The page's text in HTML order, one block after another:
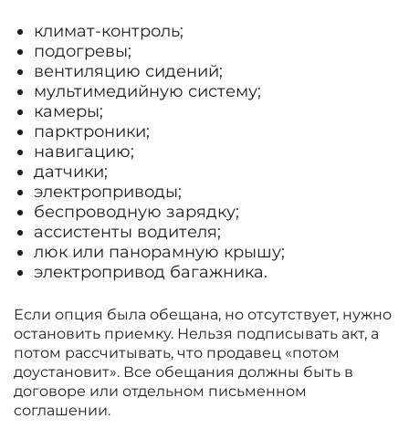
климат-контроль;
подогревы;
вентиляцию сидений;
мультимедийную систему;
камеры;
парктроники;
навигацию;
датчики;
электроприводы;
беспроводную зарядку;
ассистенты водителя;
люк или панорамную крышу;
электропривод багажника.
Если опция была обещана, но отсутствует, нужно
остановить приемку. Нельзя подписывать акт, а
потом рассчитывать, что продавец «потом
доустановит». Все обещания должны быть в
договоре или отдельном письменном
соглашении.